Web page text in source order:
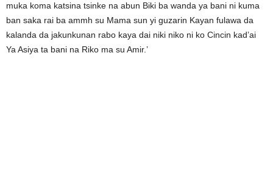
muka koma katsina tsinke na abun Biki ba wanda ya bani ni kuma
ban saka rai ba ammh su Mama sun yi guzarin Kayan fulawa da
kalanda da jakunkunan rabo kaya dai niki niko ni ko Cincin kad’ai
Ya Asiya ta bani na Riko ma su Amir.’